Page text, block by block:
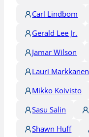
Carl Lindbom
Gerald Lee Jr.
Jamar Wilson
Lauri Markkanen
Mikko Koivisto
Sasu Salin
Shawn Huff